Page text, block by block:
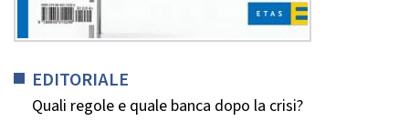
EDITORIALE
Quali regole e quale banca dopo la crisi?